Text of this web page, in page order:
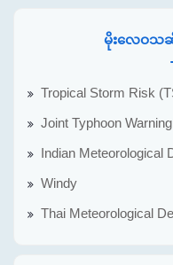
မိုးလေဝသဆို
Tropical Storm Risk
Joint Typhoon
Indian Meteorological
Windy
Thai Meteorological